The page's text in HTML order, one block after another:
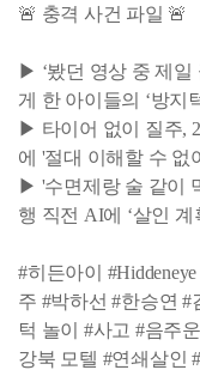
🚨 충격 사건 파일 🚨
▶ ‘봤던 영상 중 제일
게 한 아이들의 ‘방지
▶ 타이어 없이 질주,
에 '절대 이해할 수 없
▶ '수면제랑 술 같이
행 직전 AI에 ‘살인 계
#히든아이
주 #박하선 #한승연 #
턱 놀이 #사고 #음주
강북 모텔 #연쇄살인